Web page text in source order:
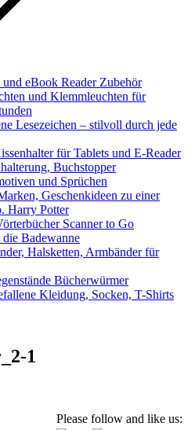
eBook Reader Zubehör
und Klemmleuchten für
Lesezeichen – stilvoll durch jede
für Tablets und E-Reader
Buchstopper
und Sprüchen
Geschenkideen zu einer
Harry Potter
Scanner to Go
Badewanne
Halsketten, Armbänder für
Bücherwürmer
Kleidung, Socken, T-Shirts
1
Please follow and like us: